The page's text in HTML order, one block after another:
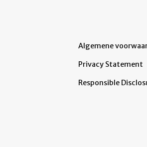
Algemene
Privacy Statement
Responsible